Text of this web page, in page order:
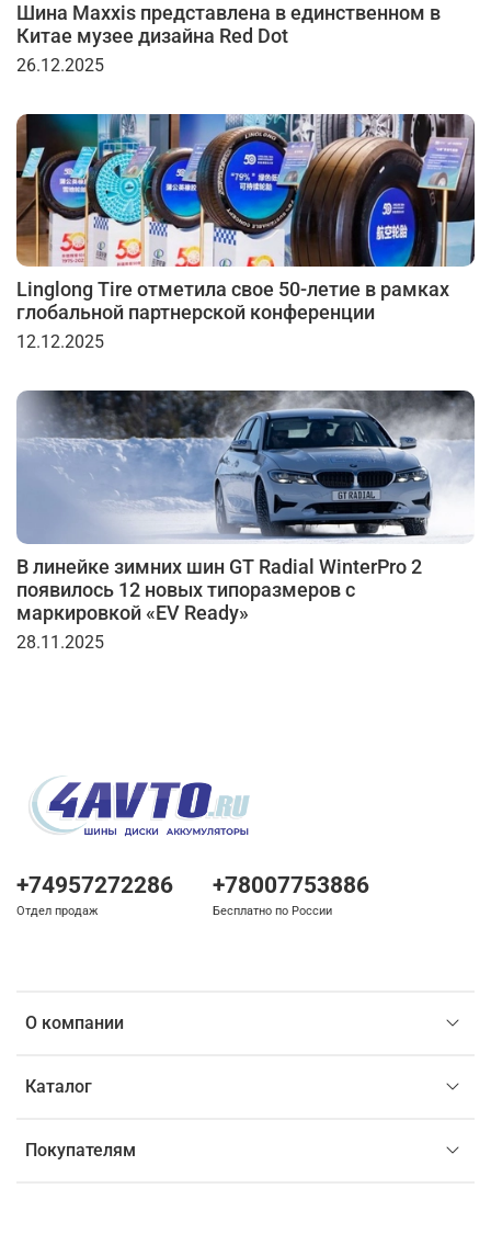
Шина Maxxis представлена в единственном в
Китае музее дизайна Red Dot
26.12.2025
Linglong Tire отметила свое 50-летие в рамках
глобальной партнерской конференции
12.12.2025
В линейке зимних шин GT Radial WinterPro 2
появилось 12 новых типоразмеров с
маркировкой «EV Ready»
28.11.2025
О компании
Каталог
Покупателям
+74957272286
Отдел продаж
+78007753886
Бесплатно по России